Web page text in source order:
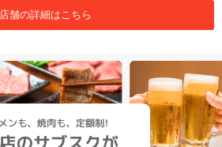
店舗の詳細はこちら